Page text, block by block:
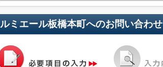
ルミエール板橋本町へのお問い合わせ